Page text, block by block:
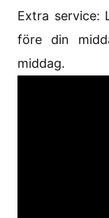
Extra service:
före din
middag.